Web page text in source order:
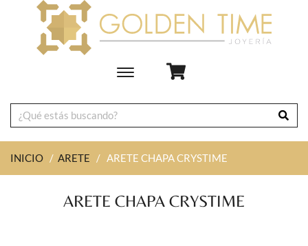
Toggle
navigation
INICIO / ARETE / ARETE CHAPA CRYSTIME
ARETE CHAPA CRYSTIME